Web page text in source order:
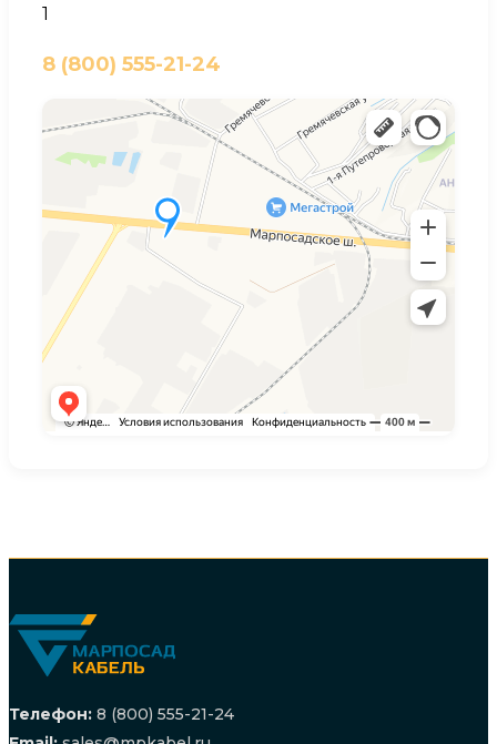
1
8 (800) 555-21-24
Телефон: 8 (800) 555-21-24